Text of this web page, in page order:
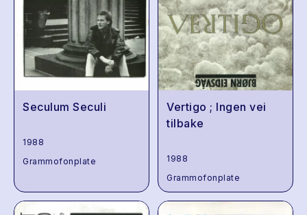
Seculum Seculi
1988
Grammofonplate
Vertigo ; Ingen vei
tilbake
1988
Grammofonplate